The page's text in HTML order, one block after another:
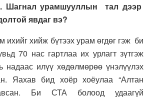
Шагнал урамшууллын тал дээр
явдаг вэ?
ихийг хийж бүтээх урам өгдөг гэж би
70 нас гартлаа их урлагт зүтгэж
илүү хөдөлмөрөө үнэлүүлэх
Яахав бид хоёр хоёулаа “Алтан
Би СТА болоод удаагүй